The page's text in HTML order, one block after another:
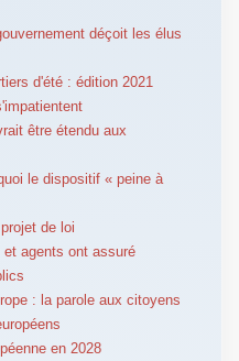
déçoit les élus
d'été : édition 2021
être étendu aux
le dispositif « peine à
de loi
agents ont assuré
: la parole aux citoyens
en 2028